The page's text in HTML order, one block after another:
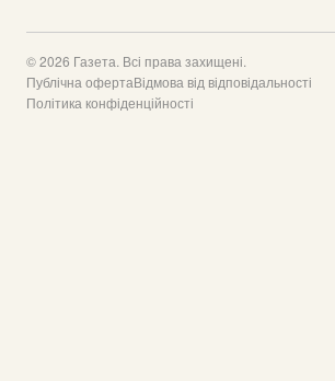
© 2026 Газета. Всі права захищені.
Публічна офертаВідмова від відповідальності
Політика конфіденційності